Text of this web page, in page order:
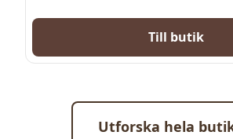
Till butik
Utforska hela